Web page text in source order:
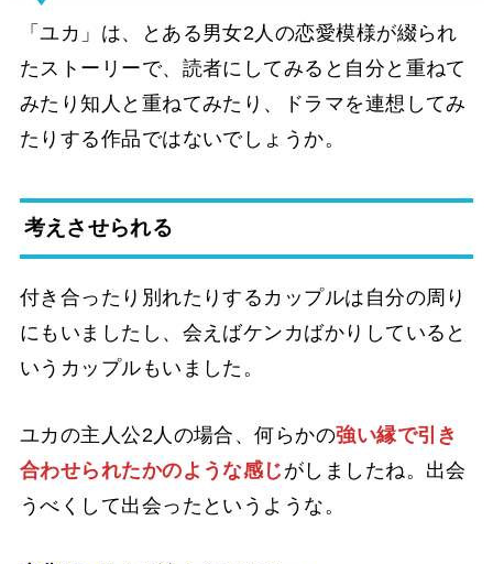
「ユカ」は、とある男女2人の恋愛模様が綴られ
たストーリーで、読者にしてみると自分と重ねて
みたり知人と重ねてみたり、ドラマを連想してみ
たりする作品ではないでしょうか。
考えさせられる
付き合ったり別れたりするカップルは自分の周り
にもいましたし、会えばケンカばかりしていると
いうカップルもいました。
ユカの主人公2人の場合、何らかの強い縁で引き
合わせられたかのような感じ がしましたね。出会
うべくして出会ったというような。